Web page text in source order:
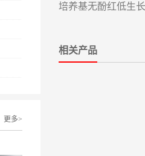
更多>
培养基无酚红低生
相关产品